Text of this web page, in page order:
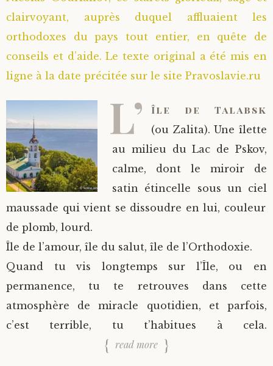
Saint Sophrony l’Athonite
Sainte Xenia
Staritsa Marie Makovkine
Natalia de Vyritsa
Archimandrite Lazare (Abachidzé)
Geronda Arsenios le Spiléote
Archimandrite Nathanaël (Pospelov)
Père Héliodore
clairvoyant, auprès duquel affluaient les
orthodoxes du pays tout entier, en quête de
conseils et d’aide. Le texte original a été mis en
ligne à la date précitée sur le site Pravoslavie.ru
L’ Île de Talabsk
(ou Zalita). Une îlette
au milieu du Lac de Pskov,
calme, dont le miroir de
satin étincelle sous un ciel
maussade qui vient se dissoudre en lui, couleur
de plomb, lourd.
Île de l’amour, île du salut, île de l’Orthodoxie.
Quand tu vis longtemps sur l’Île, ou en
permanence, tu te retrouves dans cette
atmosphère de miracle quotidien, et parfois,
c’est terrible, tu t’habitues à cela.
read more